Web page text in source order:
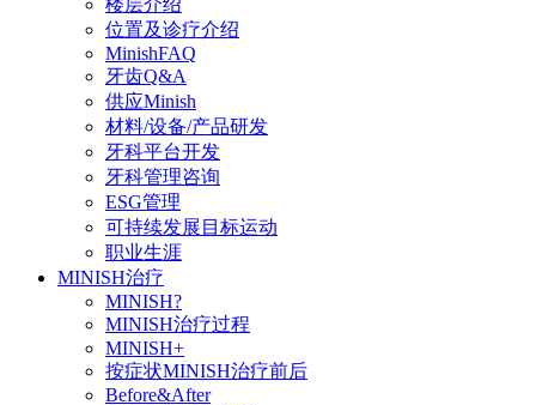
位置及诊疗介绍
MinishFAQ
牙齿Q&A
供应Minish
材料/设备/产品研发
牙科平台开发
牙科管理咨询
ESG管理
可持续发展目标运动
职业生涯
MINISH治疗
MINISH?
MINISH治疗过程
MINISH+
按症状MINISH治疗前后
Before&After